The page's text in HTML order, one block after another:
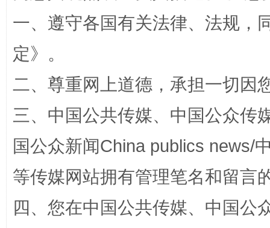
一、遵守各国有关法律、法规，
定》。
二、尊重网上道德，承担一切因
三、中国公共传媒、中国公众传
国公众新闻China publics news/
等传媒网站拥有管理笔名和留言
四、您在中国公共传媒、中国公